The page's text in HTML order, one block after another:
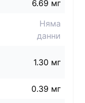
6.69 мг
Няма
данни
1.30 мг
0.39 мг